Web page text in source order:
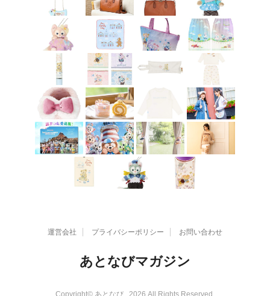
運営会社 プライバシーポリシー お問い合わせ
あとなびマガジン
Copyright© あとなび , 2026 All Rights Reserved.